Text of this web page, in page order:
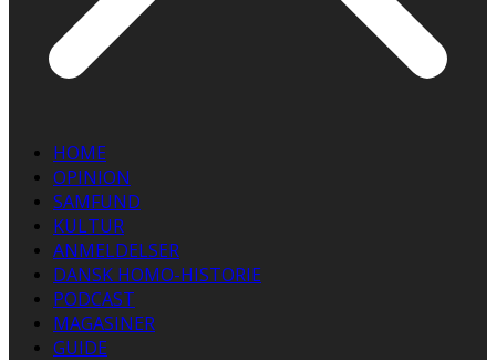
HOME
OPINION
SAMFUND
KULTUR
ANMELDELSER
DANSK HOMO-HISTORIE
PODCAST
MAGASINER
GUIDE